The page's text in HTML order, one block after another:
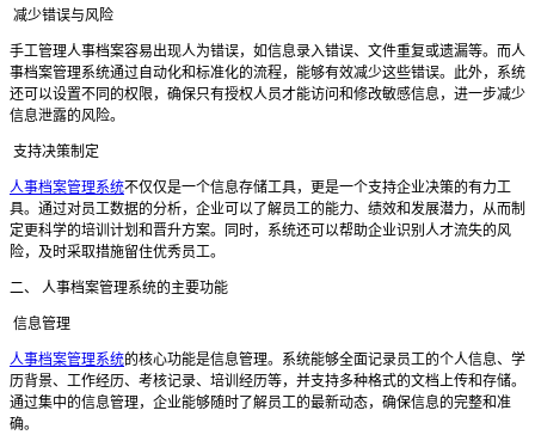
减少错误与风险
手工管理人事档案容易出现人为错误，如信息录入错误、文件重复或遗漏等。而人
事档案管理系统通过自动化和标准化的流程，能够有效减少这些错误。此外，系统
还可以设置不同的权限，确保只有授权人员才能访问和修改敏感信息，进一步减少
信息泄露的风险。
支持决策制定
人事档案管理系统不仅仅是一个信息存储工具，更是一个支持企业决策的有力工
具。通过对员工数据的分析，企业可以了解员工的能力、绩效和发展潜力，从而制
定更科学的培训计划和晋升方案。同时，系统还可以帮助企业识别人才流失的风
险，及时采取措施留住优秀员工。
二、 人事档案管理系统的主要功能
信息管理
人事档案管理系统的核心功能是信息管理。系统能够全面记录员工的个人信息、学
历背景、工作经历、考核记录、培训经历等，并支持多种格式的文档上传和存储。
通过集中的信息管理，企业能够随时了解员工的最新动态，确保信息的完整和准
确。